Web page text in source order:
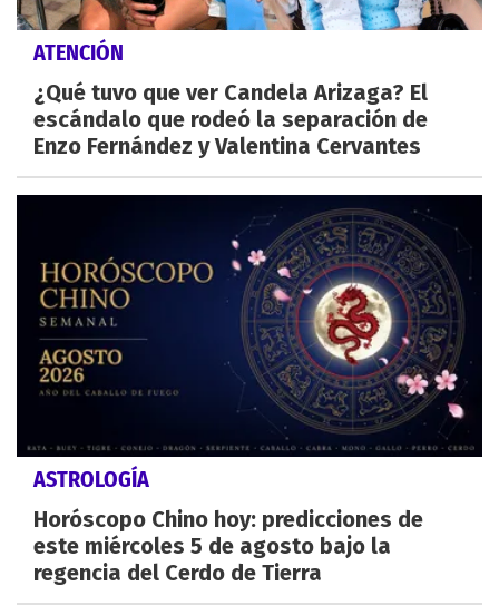
ATENCIÓN
¿Qué tuvo que ver Candela Arizaga? El
escándalo que rodeó la separación de
Enzo Fernández y Valentina Cervantes
ASTROLOGÍA
Horóscopo Chino hoy: predicciones de
este miércoles 5 de agosto bajo la
regencia del Cerdo de Tierra